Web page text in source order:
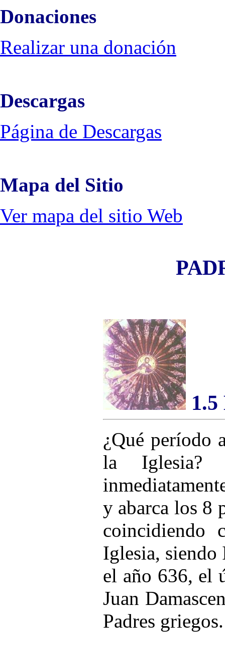
Donaciones
Realizar una donación
Descargas
Página de Descargas
Mapa del Sitio
Ver mapa del sitio Web
¿Qué período
la Iglesia?
y abarca los 8
coincidiendo
Iglesia,
el año 636, el
Juan
Padres griegos.